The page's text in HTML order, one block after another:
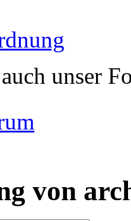
unser
von